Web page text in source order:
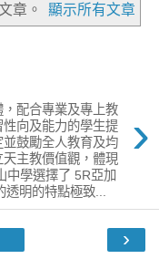
章。 顯示所有文章
›
配合專業及專上教
向及能力的學生提
鼓勵全人教育及均
主教價值觀，體現
中學選擇了 5R亞加
明的特點極致...
›